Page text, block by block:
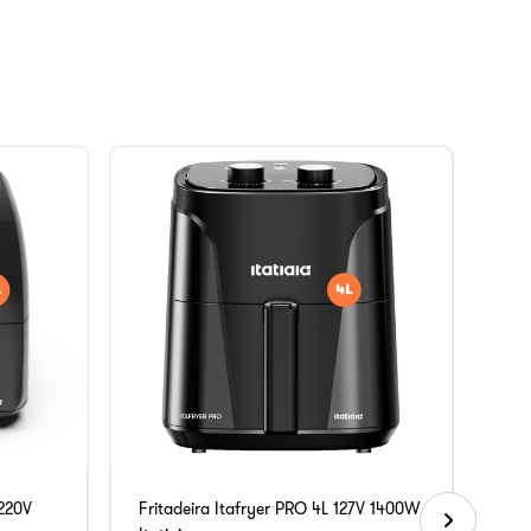
Fritadeira Itafryer PRO 4L 127V 1400W